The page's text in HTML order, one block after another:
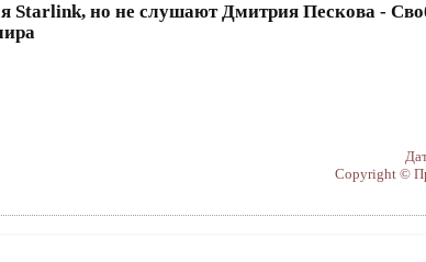
но не слушают Дмитрия Пескова -
Copyright ©